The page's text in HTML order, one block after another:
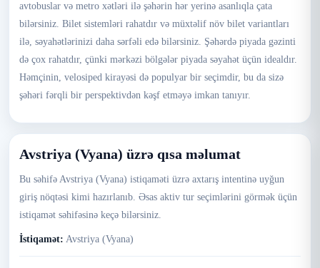
avtobuslar və metro xətləri ilə şəhərin hər yerinə asanlıqla çata
bilərsiniz. Bilet sistemləri rahatdır və müxtəlif növ bilet variantları
ilə, səyahətlərinizi daha sərfəli edə bilərsiniz. Şəhərdə piyada gəzinti
də çox rahatdır, çünki mərkəzi bölgələr piyada səyahət üçün idealdır.
Həmçinin, velosiped kirayəsi də populyar bir seçimdir, bu da sizə
şəhəri fərqli bir perspektivdən kəşf etməyə imkan tanıyır.
Avstriya (Vyana) üzrə qısa məlumat
Bu səhifə Avstriya (Vyana) istiqaməti üzrə axtarış intentinə uyğun
giriş nöqtəsi kimi hazırlanıb. Əsas aktiv tur seçimlərini görmək üçün
istiqamət səhifəsinə keçə bilərsiniz.
İstiqamət: Avstriya (Vyana)